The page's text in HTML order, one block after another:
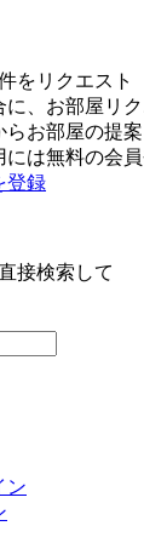
をリクエスト
、お部屋リ
らお部屋の提
は無料の会員
登録
接検索して